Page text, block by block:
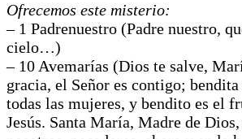
Ofrecemos este misterio:
– 1 Padrenuestro (Padre nuestro,
cielo…)
– 10 Avemarías (Dios te salve,
gracia, el Señor es contigo;
todas las mujeres, y bendito es el
Jesús. Santa María, Madre de